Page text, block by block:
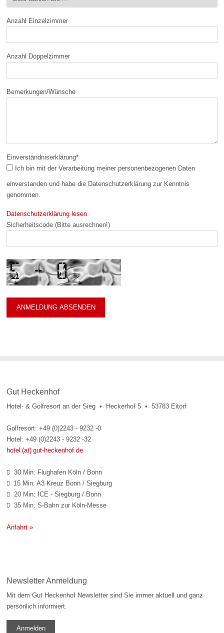
Anzahl Einzelzimmer
Anzahl Doppelzimmer
Bemerkungen/Wünsche
Einverständniserklärung*
einverstanden und habe die Datenschutzerklärung zur Kenntnis
genommen.
Datenschutzerklärung lesen
Sicherheitscode (Bitte ausrechnen!)
Gut Heckenhof
Hotel- & Golfresort an der Sieg • Heckerhof 5 • 53783 Eitorf
Golfresort: +49 (0)2243 - 9232 -0
Hotel: +49 (0)2243 - 9232 -32
hotel (at) gut-heckenhof.de
 30 Min: Flughafen Köln / Bonn
 15 Min: A3 Kreuz Bonn / Siegburg
 20 Min: ICE - Siegburg / Bonn
 35 Min: S-Bahn zur Köln-Messe
Anfahrt »
Newsletter Anmeldung
Mit dem Gut Heckenhof Newsletter sind Sie immer aktuell und ganz
persönlich informiert.
Anmelden